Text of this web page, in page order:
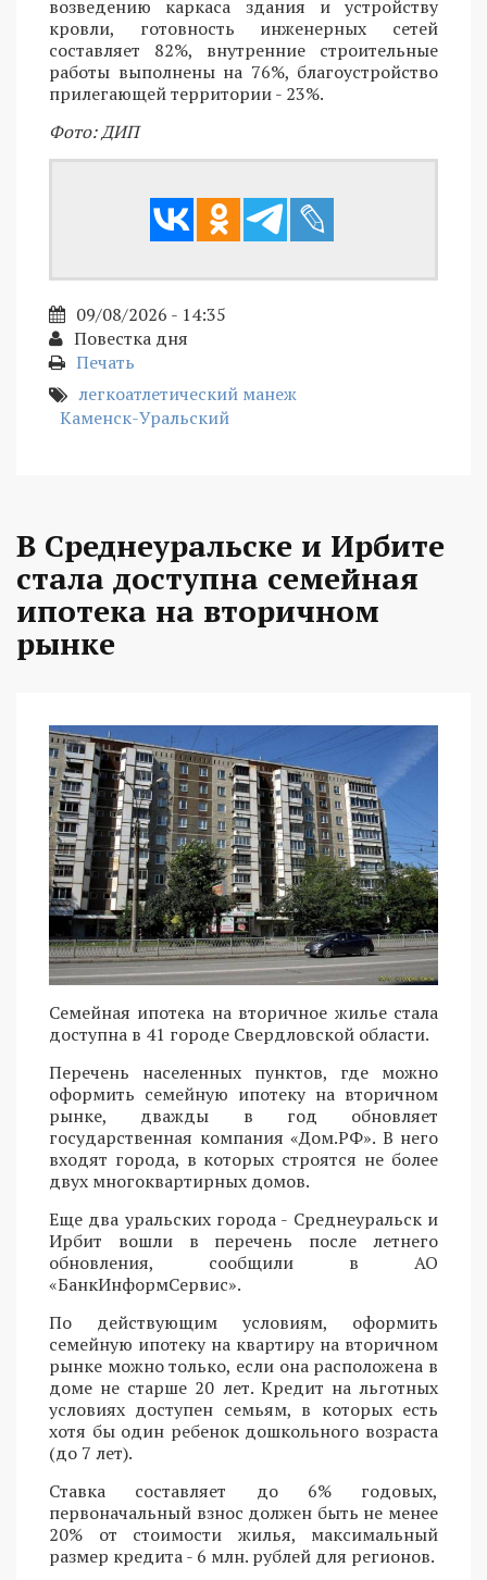
возведению каркаса здания и устройству
кровли, готовность инженерных сетей
составляет 82%, внутренние строительные
работы выполнены на 76%, благоустройство
прилегающей территории - 23%.
Фото: ДИП
09/08/2026 - 14:35
Повестка дня
Печать
легкоатлетический манеж
Каменск-Уральский
В Среднеуральске и Ирбите
стала доступна семейная
ипотека на вторичном
рынке
Семейная ипотека на вторичное жилье стала
доступна в 41 городе Свердловской области.
Перечень населенных пунктов, где можно
оформить семейную ипотеку на вторичном
рынке, дважды в год обновляет
государственная компания «Дом.РФ». В него
входят города, в которых строятся не более
двух многоквартирных домов.
Еще два уральских города - Среднеуральск и
Ирбит вошли в перечень после летнего
обновления, сообщили в АО
«БанкИнформСервис».
По действующим условиям, оформить
семейную ипотеку на квартиру на вторичном
рынке можно только, если она расположена в
доме не старше 20 лет. Кредит на льготных
условиях доступен семьям, в которых есть
хотя бы один ребенок дошкольного возраста
(до 7 лет).
Ставка составляет до 6% годовых,
первоначальный взнос должен быть не менее
20% от стоимости жилья, максимальный
размер кредита - 6 млн. рублей для регионов.